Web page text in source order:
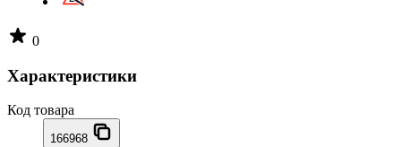
0
Характеристики
Код товара
166968